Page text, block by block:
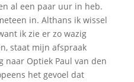
al een paar uur in heb.
in. Althans ik wissel
ik zie er zo wazig
staat mijn afspraak
naar Optiek Paul van den
het gevoel dat